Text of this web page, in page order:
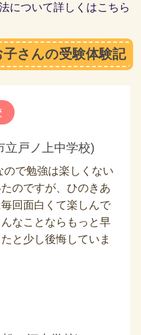
について詳しくはこちら
さんの受験体験記
立戸ノ上中学校)
で勉強は楽しくない
のですが、ひのきあ
回面白くて楽しんで
なことならもっと早
と少し後悔していま